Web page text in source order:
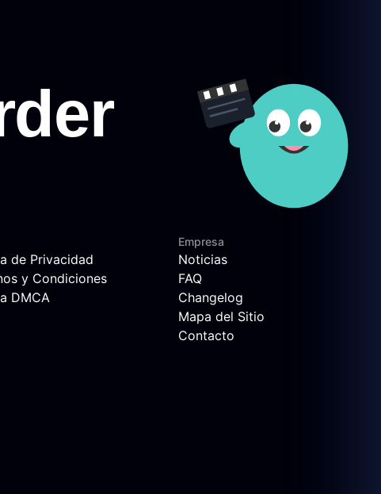
de Privacidad
y Condiciones
DMCA
Empresa
Noticias
FAQ
Changelog
Mapa del Sitio
Contacto